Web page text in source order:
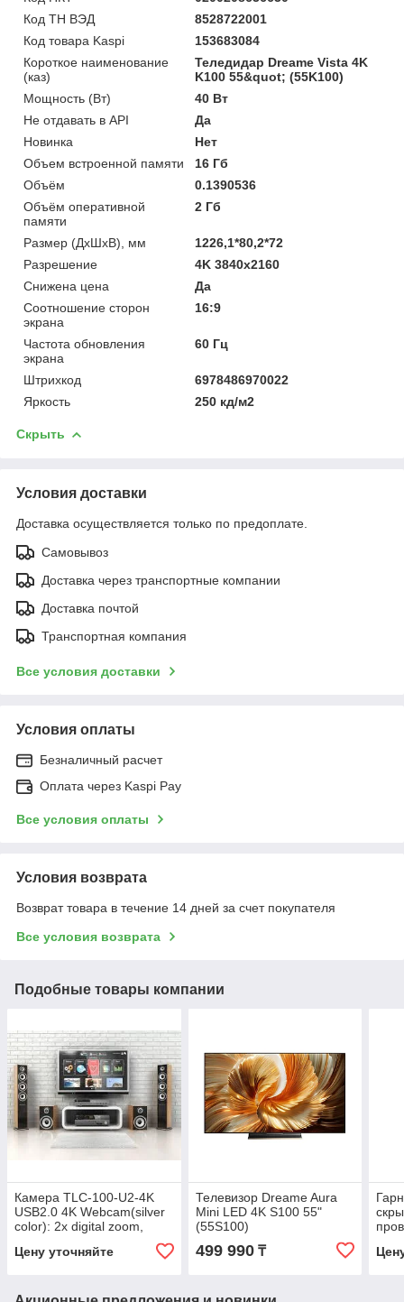
Код ТН ВЭД
8528722001
Код товара Kaspi
153683084
Короткое наименование
(каз)
Теледидар Dreame Vista 4K
K100 55&quot; (55K100)
Мощность (Bт)
40 Вт
Не отдавать в API
Да
Новинка
Нет
Объем встроенной памяти
16 Гб
Объём
0.1390536
Объём оперативной
памяти
2 Гб
Размер (ДхШхВ), мм
1226,1*80,2*72
Разрешение
4K 3840x2160
Снижена цена
Да
Соотношение сторон
экрана
16:9
Частота обновления
экрана
60 Гц
Штрихкод
6978486970022
Яркость
250 кд/м2
Скрыть
Условия доставки
Доставка осуществляется только по предоплате.
Самовывоз
Доставка через транспортные компании
Доставка почтой
Транспортная компания
Все условия доставки
Условия оплаты
Безналичный расчет
Оплата через Kaspi Pay
Все условия оплаты
Условия возврата
Возврат товара в течение 14 дней за счет покупателя
Все условия возврата
Подобные товары компании
Камера TLC-100-U2-4K
USB2.0 4K Webcam(silver
color): 2x digital zoom,
Цену уточняйте
Телевизор Dreame Aura
Mini LED 4K S100 55"
(55S100)
499 990₸